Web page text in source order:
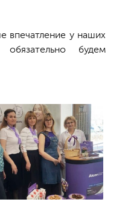
впечатление у наших
будем